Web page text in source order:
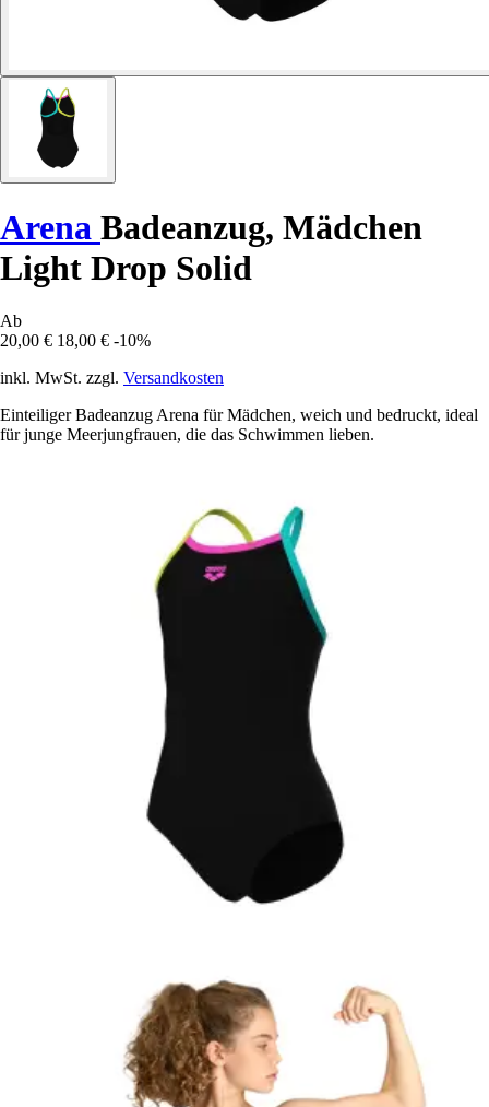
Arena Badeanzug, Mädchen
Light Drop Solid
Ab
20,00 € 18,00 € -10%
inkl. MwSt. zzgl. Versandkosten
Einteiliger Badeanzug Arena für Mädchen, weich und bedruckt, ideal
für junge Meerjungfrauen, die das Schwimmen lieben.